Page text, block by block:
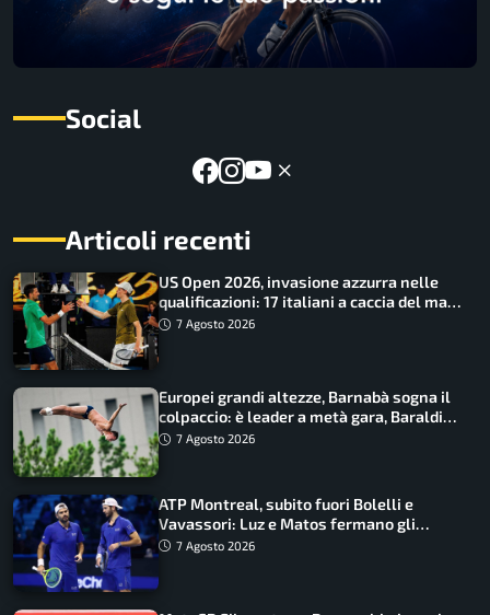
Social
Articoli recenti
US Open 2026, invasione azzurra nelle
qualificazioni: 17 italiani a caccia del main
draw7 Agosto 2026
Europei grandi altezze, Barnabà sogna il
colpaccio: è leader a metà gara, Baraldi
ancora in corsa
7 Agosto 2026
ATP Montreal, subito fuori Bolelli e
Vavassori: Luz e Matos fermano gli
azzurri
7 Agosto 2026